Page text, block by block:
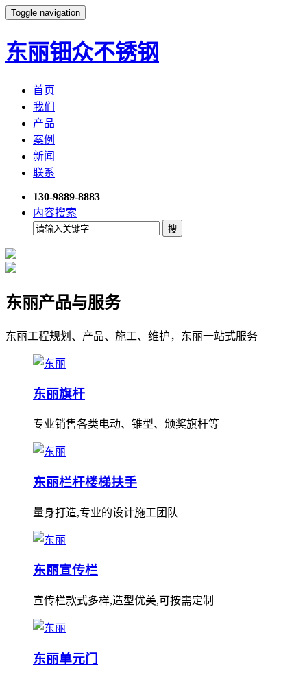
Toggle navigation
东丽钿众不锈钢
首页
我们
产品
案例
新闻
联系
130-9889-8883
内容搜索
东丽产品与服务
东丽工程规划、产品、施工、维护，东丽一站式服务
东丽旗杆
专业销售各类电动、锥型、颁奖旗杆等
东丽栏杆楼梯扶手
量身打造,专业的设计施工团队
东丽宣传栏
宣传栏款式多样,造型优美,可按需定制
东丽单元门